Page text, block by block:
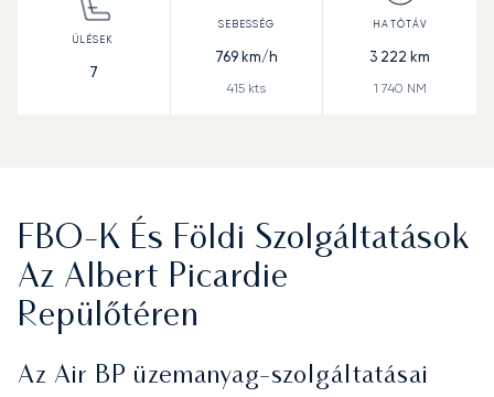
7
769km/h
415 kts
3 222 km
1 740 NM
FBO-K És Földi Szolgáltatások
Az Albert Picardie
Repülőtéren
Az Air BP üzemanyag-szolgáltatásai